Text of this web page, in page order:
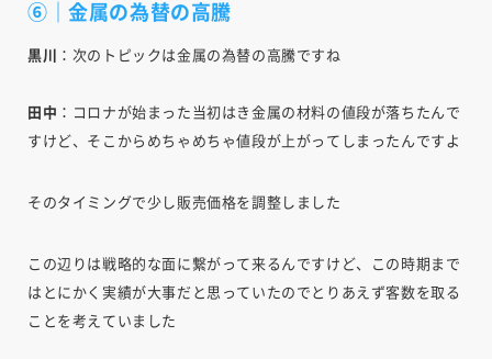
⑥｜金属の為替の高騰
黒川 ：次のトピックは金属の為替の高騰ですね
田中 ：コロナが始まった当初はき金属の材料の値段が落ちたんで
すけど、そこからめちゃめちゃ値段が上がってしまったんですよ
そのタイミングで少し販売価格を調整しました
この辺りは戦略的な面に繋がって来るんですけど、この時期まで
はとにかく実績が大事だと思っていたのでとりあえず客数を取る
ことを考えていました